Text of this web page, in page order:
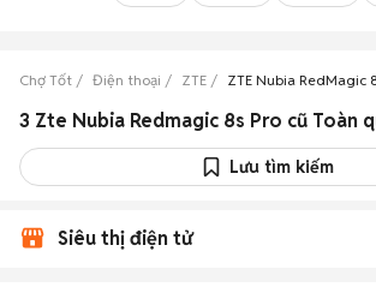
Chợ Tốt Điện thoại ZTE ZTE Nubia RedMagic
3 Zte Nubia Redmagic 8s Pro cũ Toàn
Lưu tìm kiếm
Siêu thị điện tử